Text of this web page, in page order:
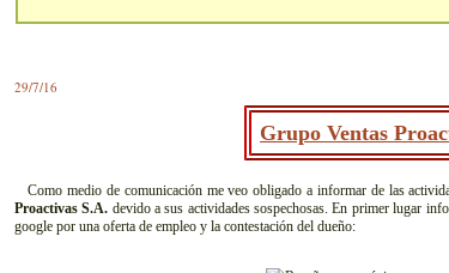
29/7/16
Grupo Ventas
Como medio de comunicación me veo obligado a informar de las
Proactivas S.A. devido a sus actividades sospechosas. En primer lugar
google por una oferta de empleo y la contestación del dueño: